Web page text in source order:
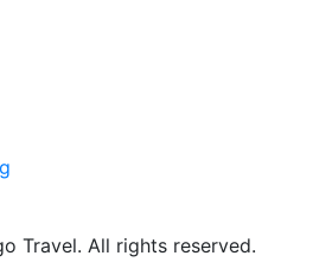
Travel. All rights reserved.